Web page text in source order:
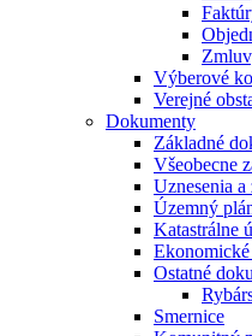
Výberové
Verejné
Dokumenty
Základné
Všeobecne
Uznesenia
Územný
Katastrálne
Ostatné
Smernice